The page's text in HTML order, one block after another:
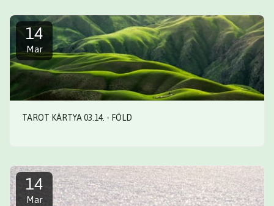
14
Mar
TAROT KÁRTYA 03.14. - FÖLD
14
Mar